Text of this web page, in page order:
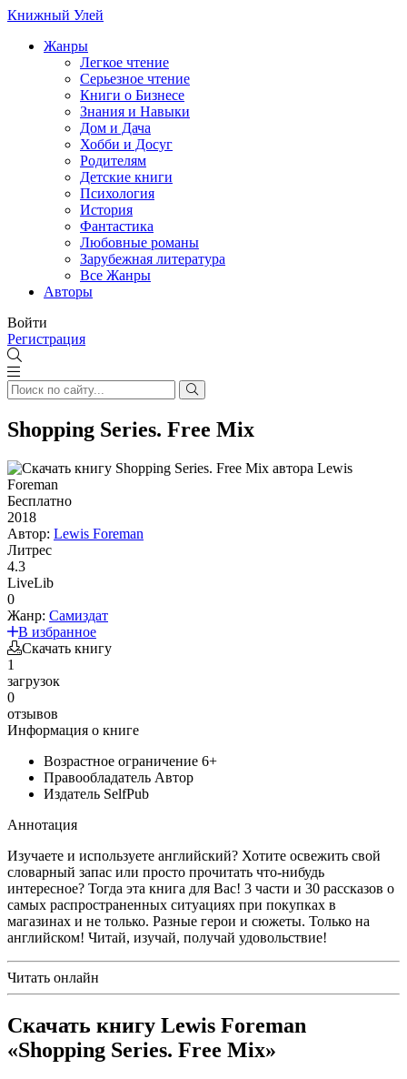
Книжный Улей
Жанры
Легкое чтение
Серьезное чтение
Книги о Бизнесе
Знания и Навыки
Дом и Дача
Хобби и Досуг
Родителям
Детские книги
Психология
История
Фантастика
Любовные романы
Зарубежная литература
Все Жанры
Авторы
Войти
Регистрация
Shopping Series. Free Mix
Бесплатно
2018
Автор: Lewis Foreman
Литрес
4.3
LiveLib
0
Жанр: Самиздат
В избранное
Скачать книгу
1
загрузок
0
отзывов
Информация о книге
Возрастное ограничение 6+
Правообладатель Автор
Издатель SelfPub
Аннотация
Изучаете и используете английский? Хотите освежить свой
словарный запас или просто прочитать что-нибудь
интересное? Тогда эта книга для Вас! 3 части и 30 рассказов о
самых распространенных ситуациях при покупках в
магазинах и не только. Разные герои и сюжеты. Только на
английском! Читай, изучай, получай удовольствие!
Читать онлайн
Скачать книгу Lewis Foreman
«Shopping Series. Free Mix»